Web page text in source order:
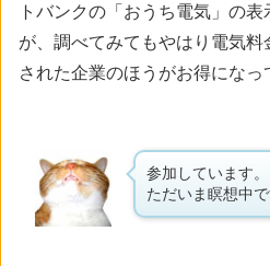
トバンクの「おうち電気」の
が、調べてみてもやはり電気
された企業のほうがお得になっ
参加しています。
ただいま瞑想中で